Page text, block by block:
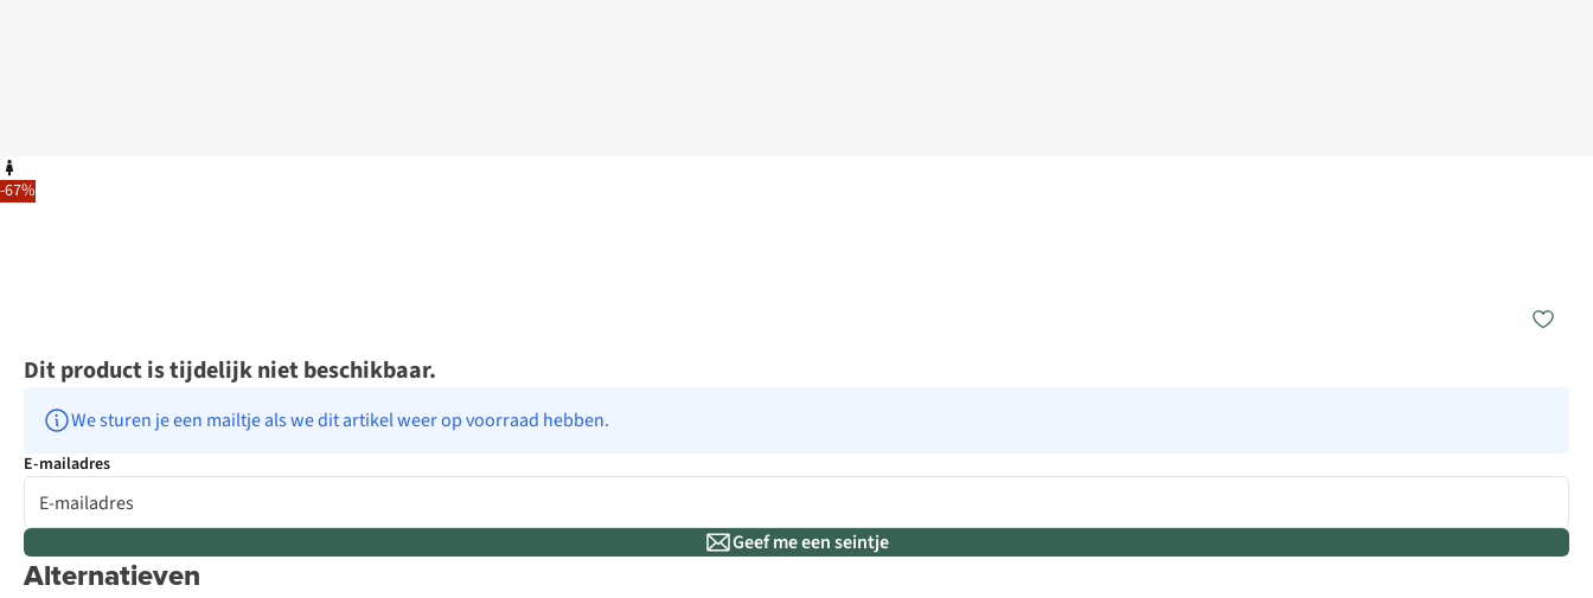
-67%
Dit product is tijdelijk niet beschikbaar.
We sturen je een mailtje als we dit artikel weer op voorraad hebben.
E-mailadres
Geef me een seintje
Alternatieven